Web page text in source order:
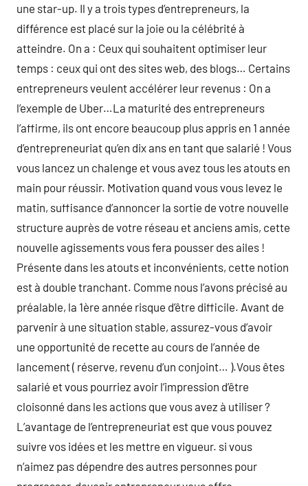
une star-up. Il y a trois types d’entrepreneurs, la
différence est placé sur la joie ou la célébrité à
atteindre. On a : Ceux qui souhaitent optimiser leur
temps : ceux qui ont des sites web, des blogs… Certains
entrepreneurs veulent accélérer leur revenus : On a
l’exemple de Uber…La maturité des entrepreneurs
l’affirme, ils ont encore beaucoup plus appris en 1 année
d’entrepreneuriat qu’en dix ans en tant que salarié ! Vous
vous lancez un chalenge et vous avez tous les atouts en
main pour réussir. Motivation quand vous vous levez le
matin, suffisance d’annoncer la sortie de votre nouvelle
structure auprès de votre réseau et anciens amis, cette
nouvelle agissements vous fera pousser des ailes !
Présente dans les atouts et inconvénients, cette notion
est à double tranchant. Comme nous l’avons précisé au
préalable, la 1ère année risque d’être difficile. Avant de
parvenir à une situation stable, assurez-vous d’avoir
une opportunité de recette au cours de l’année de
lancement ( réserve, revenu d’un conjoint… ).Vous êtes
salarié et vous pourriez avoir l’impression d’être
cloisonné dans les actions que vous avez à utiliser ?
L’avantage de l’entrepreneuriat est que vous pouvez
suivre vos idées et les mettre en vigueur. si vous
n’aimez pas dépendre des autres personnes pour